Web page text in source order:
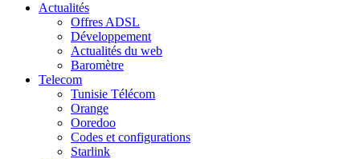
Actualités
Offres ADSL
Développement
Actualités du web
Baromètre
Telecom
Tunisie Télécom
Orange
Ooredoo
Codes et configurations
Starlink